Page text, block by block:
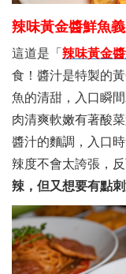
辣味黃金醬鮮魚
這道是「 辣味黃金
食！醬汁是特製的
魚的清甜，入口瞬
肉清爽軟嫩有著酸
醬汁的麵調，入口
辣度不會太誇張，
辣，但又想要有點